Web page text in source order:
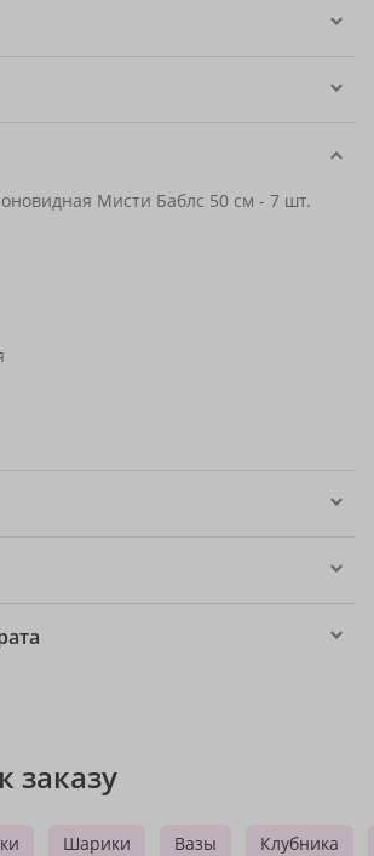
Мисти Баблс 50 см - 7 шт.
заказу
Шарики Вазы Клубника